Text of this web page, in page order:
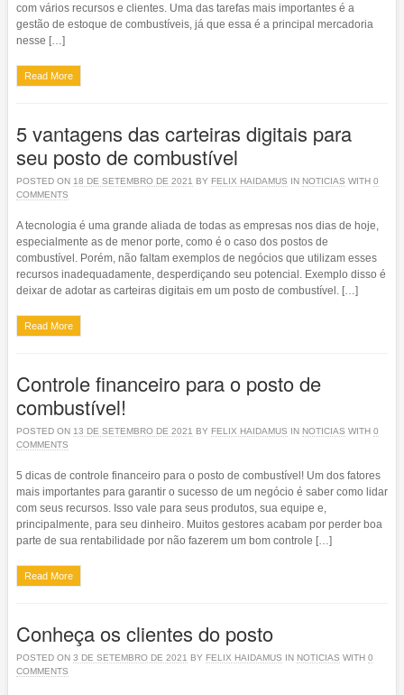
com vários recursos e clientes. Uma das tarefas mais importantes é a
gestão de estoque de combustíveis, já que essa é a principal mercadoria
nesse […]
Read More
5 vantagens das carteiras digitais para
seu posto de combustível
POSTED ON 18 DE SETEMBRO DE 2021 BY FELIX HAIDAMUS IN NOTICIAS WITH 0
COMMENTS
A tecnologia é uma grande aliada de todas as empresas nos dias de hoje,
especialmente as de menor porte, como é o caso dos postos de
combustível. Porém, não faltam exemplos de negócios que utilizam esses
recursos inadequadamente, desperdiçando seu potencial. Exemplo disso é
deixar de adotar as carteiras digitais em um posto de combustível. […]
Read More
Controle financeiro para o posto de
combustível!
POSTED ON 13 DE SETEMBRO DE 2021 BY FELIX HAIDAMUS IN NOTICIAS WITH 0
COMMENTS
5 dicas de controle financeiro para o posto de combustível! Um dos fatores
mais importantes para garantir o sucesso de um negócio é saber como lidar
com seus recursos. Isso vale para seus produtos, sua equipe e,
principalmente, para seu dinheiro. Muitos gestores acabam por perder boa
parte de sua rentabilidade por não fazerem um bom controle […]
Read More
Conheça os clientes do posto
POSTED ON 3 DE SETEMBRO DE 2021 BY FELIX HAIDAMUS IN NOTICIAS WITH 0
COMMENTS